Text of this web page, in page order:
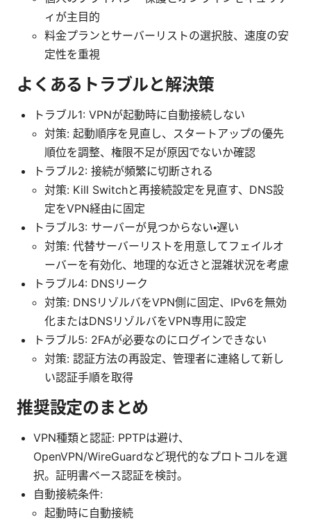
ィが主目的
料金プランとサーバーリストの選択肢、速度の安
定性を重視
よくあるトラブルと解決策
トラブル1: VPNが起動時に自動接続しない
対策: 起動順序を見直し、スタートアップの優先
順位を調整、権限不足が原因でないか確認
トラブル2: 接続が頻繁に切断される
対策: Kill Switchと再接続設定を見直す、DNS設
定をVPN経由に固定
トラブル3: サーバーが見つからない・遅い
対策: 代替サーバーリストを用意してフェイルオ
ーバーを有効化、地理的な近さと混雑状況を考慮
トラブル4: DNSリーク
対策: DNSリゾルバをVPN側に固定、IPv6を無効
化またはDNSリゾルバをVPN専用に設定
トラブル5: 2FAが必要なのにログインできない
対策: 認証方法の再設定、管理者に連絡して新し
い認証手順を取得
推奨設定のまとめ
VPN種類と認証: PPTPは避け、
OpenVPN/WireGuardなど現代的なプロトコルを選
択。証明書ベース認証を検討。
自動接続条件:
起動時に自動接続